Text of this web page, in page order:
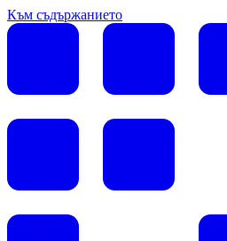
Към съдържанието